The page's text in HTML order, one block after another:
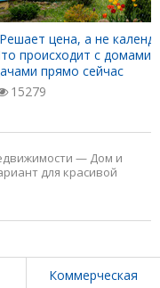
цена, а не
происходит с домами
прямо сейчас
15279
— Дом и
для красивой
Коммерческая